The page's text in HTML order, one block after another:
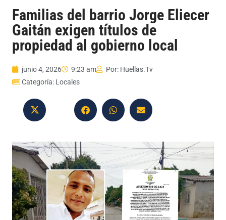
Familias del barrio Jorge Eliecer
Gaitán exigen títulos de
propiedad al gobierno local
junio 4, 2026 9:23 am Por: Huellas.Tv
Categoría: Locales